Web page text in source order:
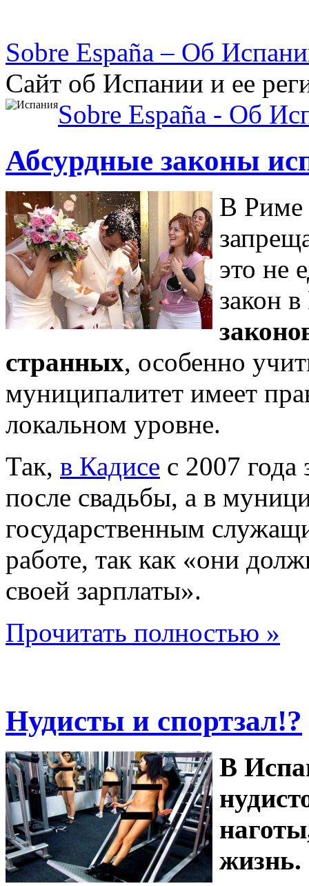
Sobre España – Об
Сайт об Испании и ее
Sobre España - Об
Абсурдные законы
В Риме
это не
закон
странных, особенно
муниципалитет имеет
локальном уровне.
Так, в Кадисе с 2007 года
после свадьбы, а в
государственным
работе, так как «они
своей зарплаты».
Прочитать полностью »
Нудисты и спортзал!?
В
жизнь.